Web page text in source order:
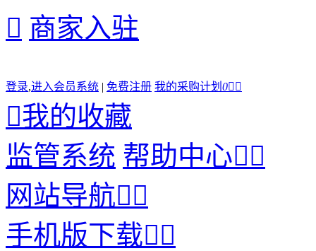
 商家入驻
登录,进入会员系统 | 免费注册 我的采购计划 0 
我的收藏
监管系统 帮助中心
网站导航
手机版下载